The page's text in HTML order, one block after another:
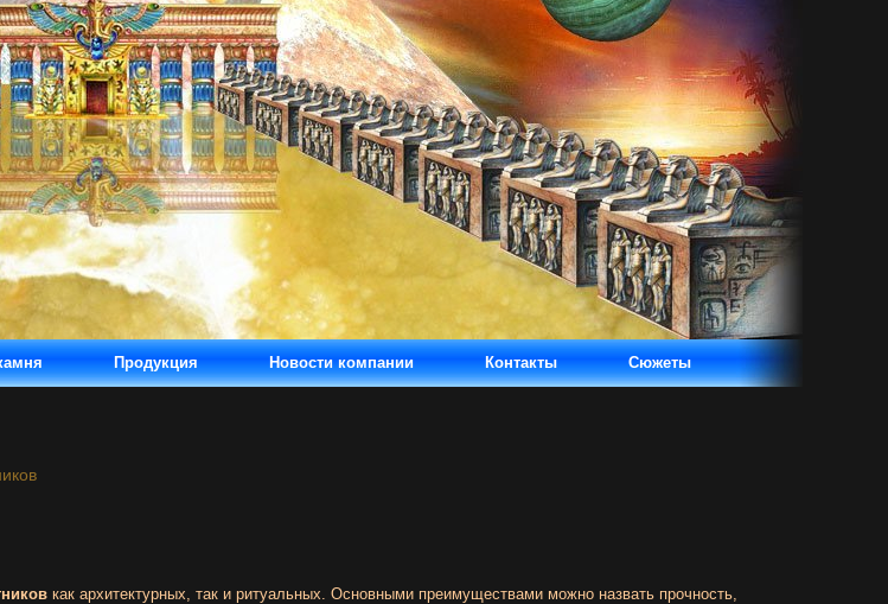
Продукция Новости компании Контакты Сюжеты
как архитектурных, так и ритуальных. Основными преимуществами можно назвать прочность,